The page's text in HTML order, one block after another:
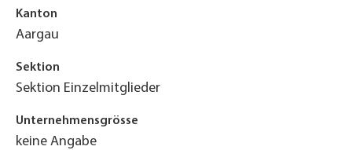
Kanton
Aargau
Sektion
Sektion Einzelmitglieder
Unternehmensgrösse
keine Angabe